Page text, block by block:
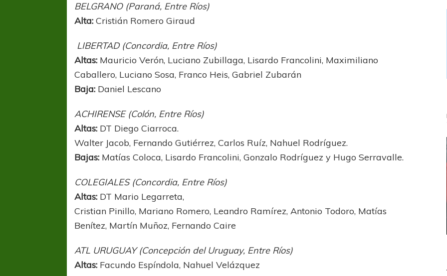
BELGRANO (Paraná, Entre Ríos)
Alta: Cristián Romero Giraud
LIBERTAD (Concordia, Entre Ríos)
Altas: Mauricio Verón, Luciano Zubillaga, Lisardo Francolini, Maximiliano
Caballero, Luciano Sosa, Franco Heis, Gabriel Zubarán
Baja: Daniel Lescano
ACHIRENSE (Colón, Entre Ríos)
Altas: DT Diego Ciarroca.
Walter Jacob, Fernando Gutiérrez, Carlos Ruíz, Nahuel Rodríguez.
Bajas: Matías Coloca, Lisardo Francolini, Gonzalo Rodríguez y Hugo Serravalle.
COLEGIALES (Concordia, Entre Ríos)
Altas: DT Mario Legarreta,
Cristian Pinillo, Mariano Romero, Leandro Ramírez, Antonio Todoro, Matías
Benítez, Martín Muñoz, Fernando Caire
ATL URUGUAY (Concepción del Uruguay, Entre Ríos)
Altas: Facundo Espíndola, Nahuel Velázquez